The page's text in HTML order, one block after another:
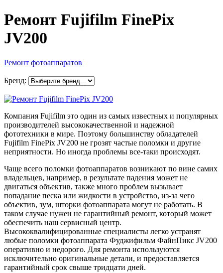
Ремонт Fujifilm FinePix
JV200
Ремонт фотоаппаратов
Бренд:
Компания Fujifilm это один из самых известных и популярных
производителей высококачественной и надежной
фототехники в мире. Поэтому большинству обладателей
Fujifilm FinePix JV200 не грозят частые поломки и другие
неприятности. Но иногда проблемы все-таки происходят.
Чаще всего поломки фотоаппаратов возникают по вине самих
владельцев, например, в результате падения может не
двигаться объектив, также много проблем вызывает
попадание песка или жидкости в устройство, из-за чего
объектив, зум, шторки фотоаппарата могут не работать. В
таком случае нужен не гарантийный ремонт, который может
обеспечить наш сервисный центр.
Высококвалифицированные специалисты легко устранят
любые поломки фотоаппарата Фуджифильм ФайнПикс JV200
оперативно и недорого. Для ремонта используются
исключительно оригинальные детали, и предоставляется
гарантийный срок свыше тридцати дней.